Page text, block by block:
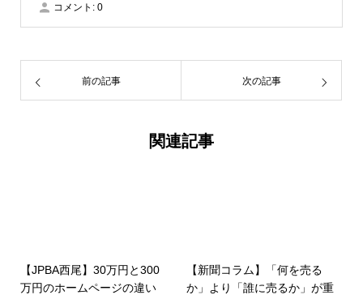
コメント: 0
前の記事 次の記事
関連記事
【JPBA西尾】30万円と300
万円のホームページの違い
【新聞コラム】「何を売る
か」より「誰に売るか」が重